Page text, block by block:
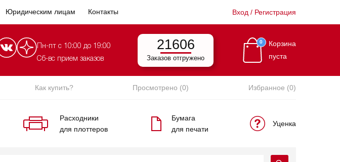
Юридическим лицам Контакты Вход / Регистрация
Пн-пт с 10:00 до 19:00
Сб-вс прием заказов
21606
Заказов отгружено
0
Корзина
пуста
Как купить? Просмотрено (0) Избранное (0)
Расходники
для плоттеров
Бумага
для печати
Уценка